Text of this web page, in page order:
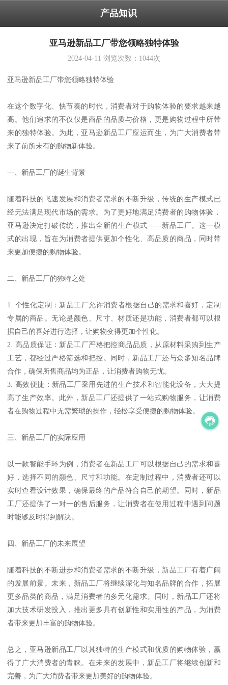
产品知识
亚马逊新品工厂带您领略独特体验
2024-04-11 浏览次数： 1044次
亚马逊新品工厂带您领略独特体验
在这个数字化、快节奏的时代，消费者对于购物体验的要求越来越
高。他们追求的不仅仅是商品的品质与价格，更是购物过程中所带
来的独特体验。为此，亚马逊新品工厂应运而生，为广大消费者带
来了前所未有的购物新体验。
一、新品工厂的诞生背景
随着科技的飞速发展和消费者需求的不断升级，传统的生产模式已
经无法满足现代市场的需求。为了更好地满足消费者的购物体验，
亚马逊决定打破传统，推出全新的生产模式——新品工厂。这一模
式的出现，旨在为消费者提供更加个性化、高品质的商品，同时带
来更加便捷的购物体验。
二、新品工厂的独特之处
1. 个性化定制：新品工厂允许消费者根据自己的需求和喜好，定制
专属的商品。无论是颜色、尺寸、材质还是功能，消费者都可以根
据自己的喜好进行选择，让购物变得更加个性化。
2. 高品质保证：新品工厂严格把控商品品质，从原材料采购到生产
工艺，都经过严格筛选和把控。同时，新品工厂还与众多知名品牌
合作，确保所售商品均为正品，让消费者购物无忧。
3. 高效便捷：新品工厂采用先进的生产技术和智能化设备，大大提
高了生产效率。此外，新品工厂还提供了一站式购物服务，让消费
者在购物过程中无需繁琐的操作，轻松享受便捷的购物体验。
三、新品工厂的实际应用
以一款智能手环为例，消费者在新品工厂可以根据自己的需求和喜
好，选择不同的颜色、尺寸和功能。在定制过程中，消费者还可以
实时查看设计效果，确保最终的产品符合自己的期望。同时，新品
工厂还提供了一对一的售后服务，让消费者在使用过程中遇到问题
时能够及时得到解决。
四、新品工厂的未来展望
随着科技的不断进步和消费者需求的不断升级，新品工厂有着广阔
的发展前景。未来，新品工厂将继续深化与知名品牌的合作，拓展
更多品类的商品，满足消费者的多元化需求。同时，新品工厂还将
加大技术研发投入，推出更多具有创新性和实用性的产品，为消费
者带来更加丰富的购物体验。
总之，亚马逊新品工厂以其独特的生产模式和优质的购物体验，赢
得了广大消费者的青睐。在未来的发展中，新品工厂将继续创新和
完善，为广大消费者带来更加美好的购物体验。